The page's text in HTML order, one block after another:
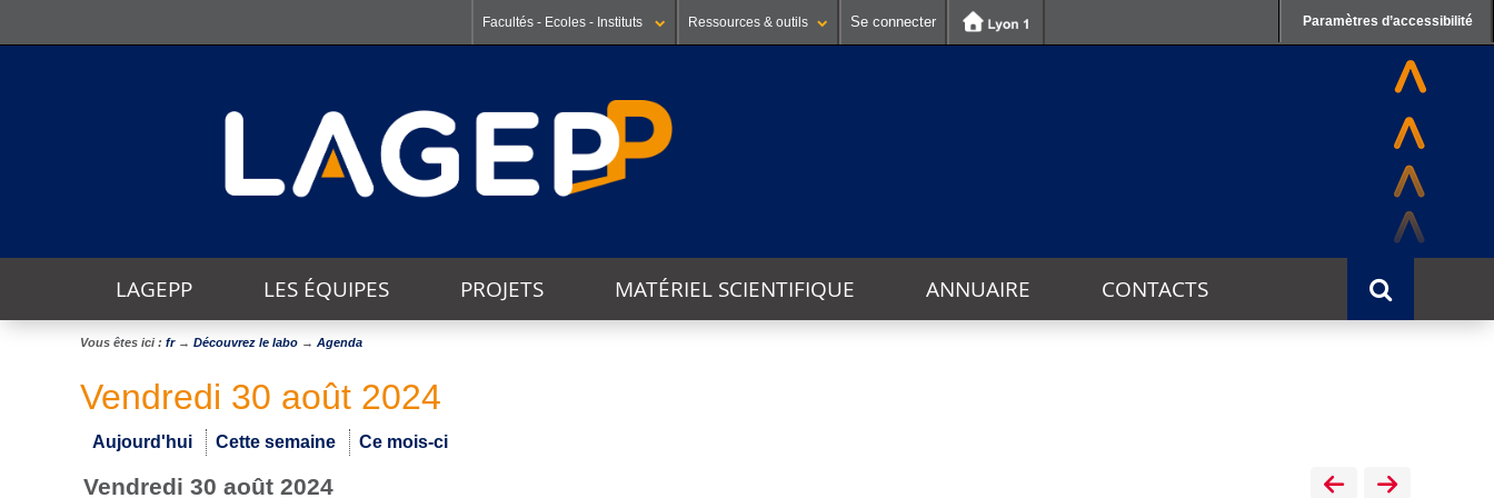
Paramètres d’accessibilité
Facultés - Ecoles - Instituts Ressources & outils Se connecter
LAGEPP LES ÉQUIPES PROJETS MATÉRIEL SCIENTIFIQUE ANNUAIRE CONTACTS
THÈMES TRANSVERSAUX
Vous êtes ici : fr→ Découvrez le labo → Agenda
Vendredi 30 août 2024
Aujourd'hui Cette semaine Ce mois-ci
vendredi 30 août 2024